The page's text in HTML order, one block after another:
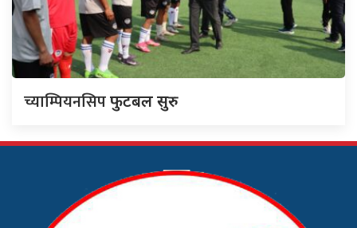
च्याम्पियनसिपफुटबल सुरु